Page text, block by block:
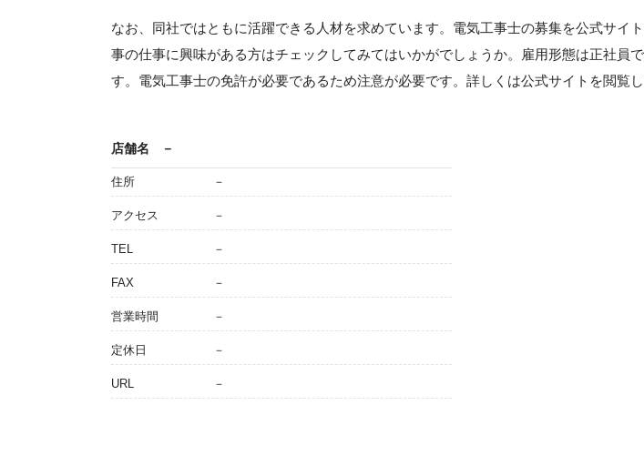
なお、同社ではともに活躍できる人材を求めています。電気工事士の募集を公式サイ
事の仕事に興味がある方はチェックしてみてはいかがでしょうか。雇用形態は正社員
す。電気工事士の免許が必要であるため注意が必要です。詳しくは公式サイトを閲覧し
店舗名 －
住所 －
アクセス －
TEL －
FAX －
営業時間 －
定休日 －
URL －